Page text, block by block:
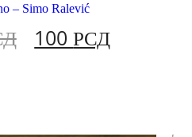
– Simo Ralević
100РСД